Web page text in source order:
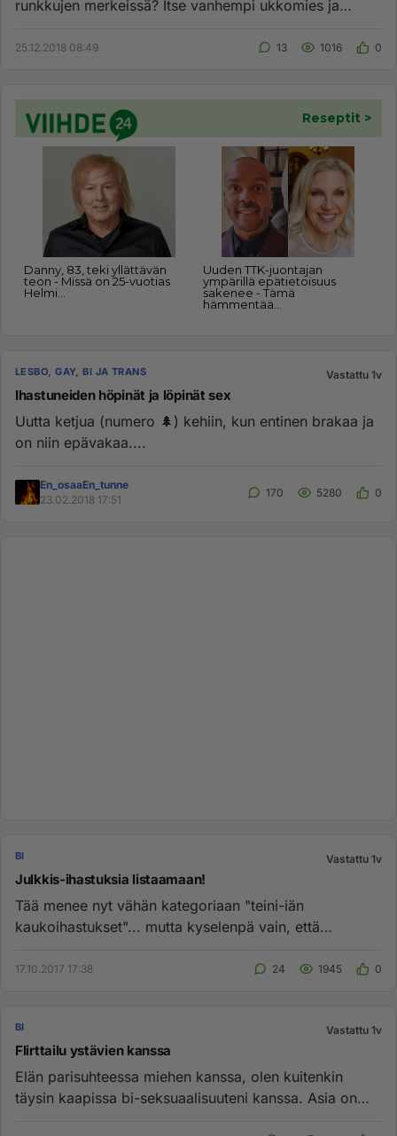
runkkujen merkeissä? Itse vanhempi ukkomies ja
25.12.2018 08:49 13 1016 0
LESBO, GAY, BI JA TRANS Vastattu 1v
Ihastuneiden höpinät ja löpinät sex
Uutta ketjua (numero 🌲) kehiin, kun entinen brakaa ja
on niin epävakaa....
En_osaaEn_tunne
23.02.2018 17:51
170 5280 0
BI Vastattu 1v
Julkkis-ihastuksia listaamaan!
Tää menee nyt vähän kategoriaan "teini-iän
kaukoihastukset"... mutta kyselenpä vain, että
17.10.2017 17:38 24 1945 0
BI Vastattu 1v
Flirttailu ystävien kanssa
Elän parisuhteessa miehen kanssa, olen kuitenkin
täysin kaapissa bi-seksuaalisuuteni kanssa. Asia on